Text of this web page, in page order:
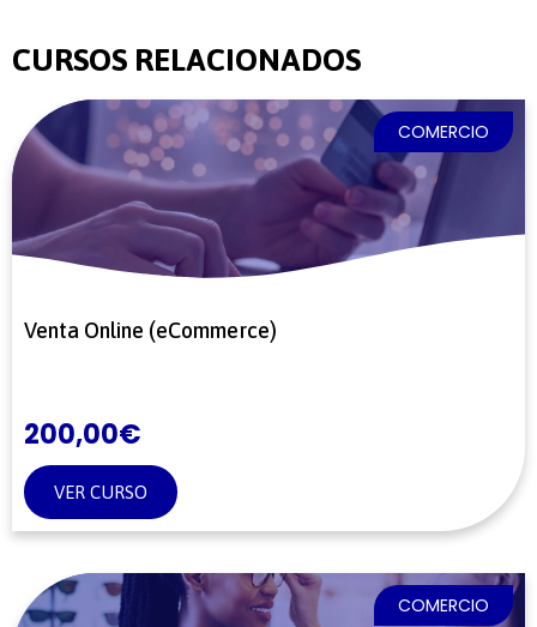
CURSOS RELACIONADOS
COMERCIO
Venta Online (eCommerce)
200,00€
VER CURSO
COMERCIO